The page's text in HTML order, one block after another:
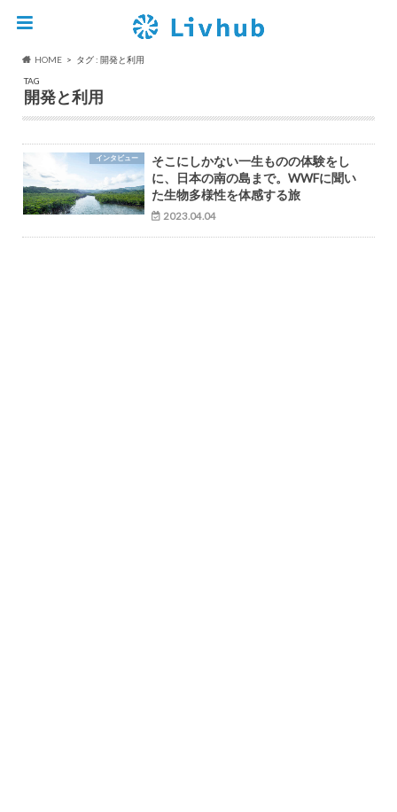
HOME
タグ : 開発と利用
TAG
開発と利用
インタビュー
そこにしかない一生ものの体験をし
に、日本の南の島まで。WWFに聞い
た生物多様性を体感する旅
2023.04.04